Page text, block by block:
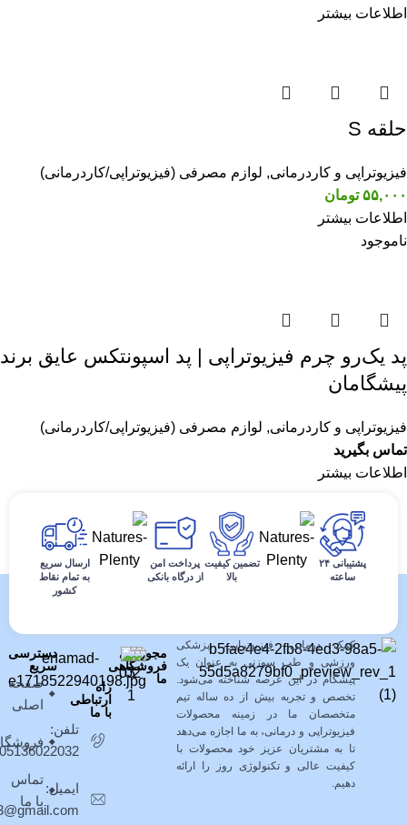
اطلاعات بیشتر
حلقه S
فیزیوتراپی و کاردرمانی, لوازم مصرفی (فیزیوتراپی/کاردرمانی)
۵۵,۰۰۰ تومان
اطلاعات بیشتر
ناموجود
پد یک‌رو چرم فیزیوتراپی | پد اسپونتکس عایق برند
پیشگامان
فیزیوتراپی و کاردرمانی, لوازم مصرفی (فیزیوتراپی/کاردرمانی)
تماس بگیرید
اطلاعات بیشتر
پشتیبانی ۲۴
ساعته
تضمین کیفیت
بالا
پرداخت امن
از درگاه بانکی
ارسال سریع
به تمام نقاط
کشور
کمک درمانی، فیزیوتراپی، پزشکی
ورزشی و طب سوزنی به عنوان یک
پیشگام در این عرصه شناخته می‌شود.
تخصص و تجربه بیش از ده ساله تیم
متخصصان ما در زمینه محصولات
فیزیوتراپی و درمانی، به ما اجازه می‌دهد
تا به مشتریان عزیز خود محصولات با
کیفیت عالی و تکنولوژی روز را ارائه
دهیم.
مجوزهای
فروشگاهی
ما
تلفن:
05136022032
ایمیل:
راه
ارتباطی
با ما
صفحه
اصلی
تماس
با ما
دسترسی
سریع